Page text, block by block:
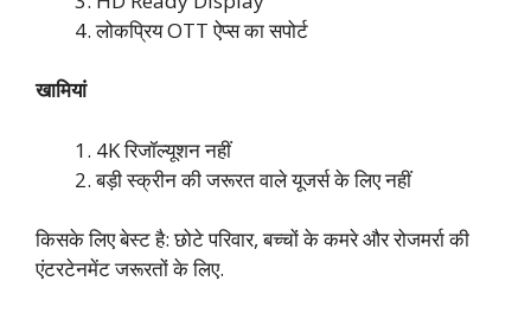
लोकप्रिय OTT ऐप्स का सपोर्ट
खामियां
4K रिजॉल्यूशन नहीं
बड़ी स्क्रीन की जरूरत वाले यूजर्स के लिए नहीं
किसके लिए बेस्ट है: छोटे परिवार, बच्चों के कमरे और रोजमर्रा की
एंटरटेनमेंट जरूरतों के लिए.